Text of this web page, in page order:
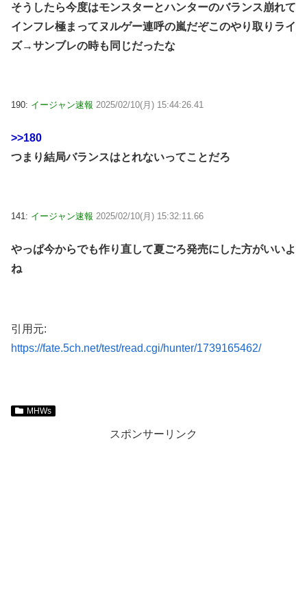
そうしたら今度はモンスターとハンターのバランス崩れて
インフレ極まってヌルゲー連呼の嵐だぞこのやり取りライ
ズ→サンブレの時も同じだったな
190: イージャン速報 2025/02/10(月) 15:44:26.41
>>180
つまり結局バランスはとれないってことだろ
141: イージャン速報 2025/02/10(月) 15:32:11.66
やっぱ今からでも作り直して夏ごろ発売にした方がいいよ
ね
引用元:
https://fate.5ch.net/test/read.cgi/hunter/1739165462/
MHWs
スポンサーリンク